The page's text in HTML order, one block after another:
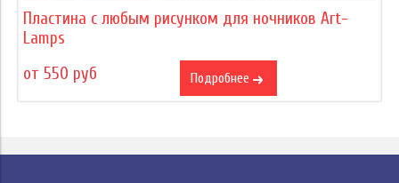
Пластина с любым рисунком для ночников Art-
Lamps
от 550 руб
Подробнее